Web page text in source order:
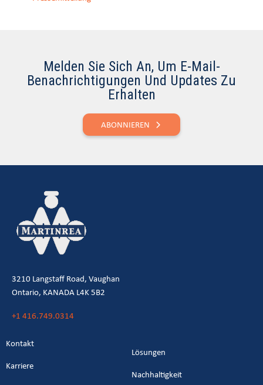
Melden Sie Sich An, Um E-Mail-
Benachrichtigungen Und Updates Zu
Erhalten
ABONNIEREN
3210 Langstaff Road, Vaughan
Ontario, KANADA L4K 5B2
+1 416.749.0314
Kontakt
Karriere
Lösungen
Nachhaltigkeit